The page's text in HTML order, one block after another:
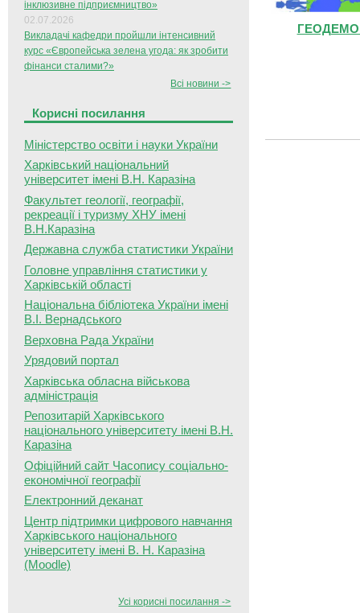
інклюзивне підприємництво»
02.07.2026
Викладачі кафедри пройшли інтенсивний
курс «Європейська зелена угода: як зробити
фінанси сталими?»
Всі новини ->
Корисні посилання
Міністерство освіти і науки України
Харківський національний
університет імені В.Н. Каразіна
Факультет геології, географії,
рекреації і туризму ХНУ імені
В.Н.Каразіна
Державна служба статистики України
Головне управління статистики у
Харківській області
Національна бібліотека України імені
В.І. Вернадського
Верховна Рада України
Урядовий портал
Харківська обласна військова
адміністрація
Репозитарій Харківського
національного університету імені В.Н.
Каразіна
Офіційний сайт Часопису соціально-
економічної географії
Електронний деканат
Центр підтримки цифрового навчання
Харківського національного
університету імені В. Н. Каразіна
(Moodle)
Усі корисні посилання ->